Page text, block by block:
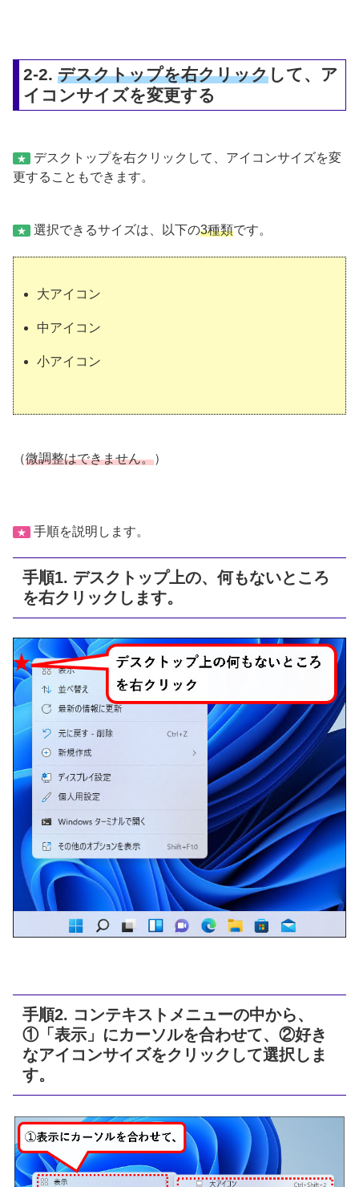
2-2.デスクトップを右クリックして、ア
イコンサイズを変更する
★
デスクトップを右クリックして、アイコンサイズを変
更することもできます。
★ 選択できるサイズは、以下の3種類です。
大アイコン
中アイコン
小アイコン
（微調整はできません。）
★ 手順を説明します。
手順1. デスクトップ上の、何もないところ
を右クリックします。
手順2. コンテキストメニューの中から、
①「表示」にカーソルを合わせて、②好き
なアイコンサイズをクリックして選択しま
す。